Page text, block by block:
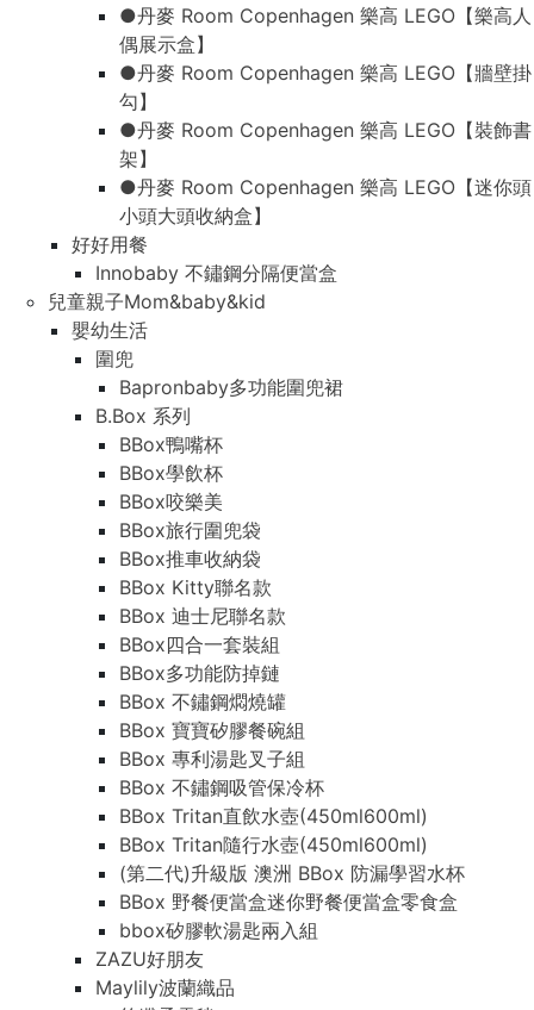
●丹麥 Room Copenhagen 樂高 LEGO【樂高人
偶展示盒】
●丹麥 Room Copenhagen 樂高 LEGO【牆壁掛
勾】
●丹麥 Room Copenhagen 樂高 LEGO【裝飾書
架】
●丹麥 Room Copenhagen 樂高 LEGO【迷你頭
小頭大頭收納盒】
好好用餐
Innobaby 不鏽鋼分隔便當盒
兒童親子Mom&baby&kid
嬰幼生活
圍兜
Bapronbaby多功能圍兜裙
B.Box 系列
BBox鴨嘴杯
BBox學飲杯
BBox咬樂美
BBox旅行圍兜袋
BBox推車收納袋
BBox Kitty聯名款
BBox 迪士尼聯名款
BBox四合一套裝組
BBox多功能防掉鏈
BBox 不鏽鋼燜燒罐
BBox 寶寶矽膠餐碗組
BBox 專利湯匙叉子組
BBox 不鏽鋼吸管保冷杯
BBox Tritan直飲水壺(450ml600ml)
BBox Tritan隨行水壺(450ml600ml)
(第二代)升級版 澳洲 BBox 防漏學習水杯
BBox 野餐便當盒迷你野餐便當盒零食盒
bbox矽膠軟湯匙兩入組
ZAZU好朋友
Maylily波蘭織品